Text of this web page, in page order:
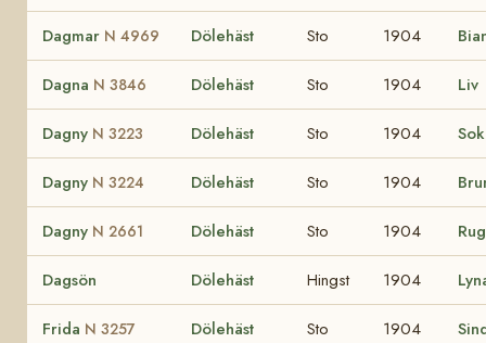
Dagmar N 4969 Dölehäst Sto 1904
Dagna N 3846 Dölehäst Sto 1904 Liv
Dagny N 3223 Dölehäst Sto 1904
Dagny N 3224 Dölehäst Sto 1904
Dagny N 2661 Dölehäst Sto 1904
Dagsön Dölehäst Hingst 1904
Frida N 3257 Dölehäst Sto 1904